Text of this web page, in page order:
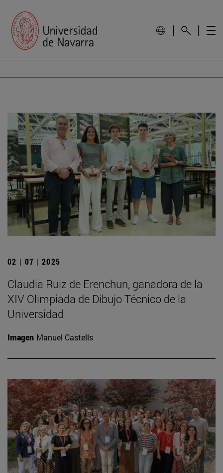
02 | 07 | 2025
Claudia Ruiz de Erenchun, ganadora de la
XIV Olimpiada de Dibujo Técnico de la
Universidad
Imagen Manuel Castells